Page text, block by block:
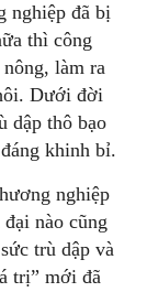
nghiệp đã bị
thì công
làm ra
Dưới đời
dập thô bạo
khinh bỉ.
nghiệp
nào cũng
trù dập và
trị” mới đã